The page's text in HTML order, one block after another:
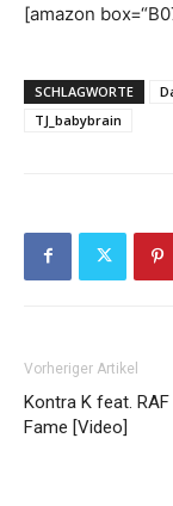
[amazon
SCHLAGWORTE
TJ_babybrain
Vorheriger Artikel
Kontra K feat.
Fame [Video]